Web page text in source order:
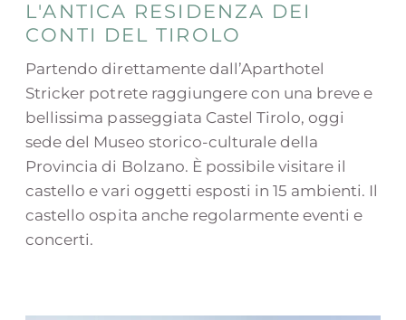
L'ANTICA RESIDENZA DEI
CONTI DEL TIROLO
Partendo direttamente dall’Aparthotel
Stricker potrete raggiungere con una breve e
bellissima passeggiata Castel Tirolo, oggi
sede del Museo storico-culturale della
Provincia di Bolzano. È possibile visitare il
castello e vari oggetti esposti in 15 ambienti. Il
castello ospita anche regolarmente eventi e
concerti.